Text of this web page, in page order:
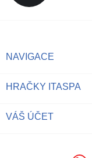
NAVIGACE
HRAČKY ITASPA
VÁŠ ÚČET